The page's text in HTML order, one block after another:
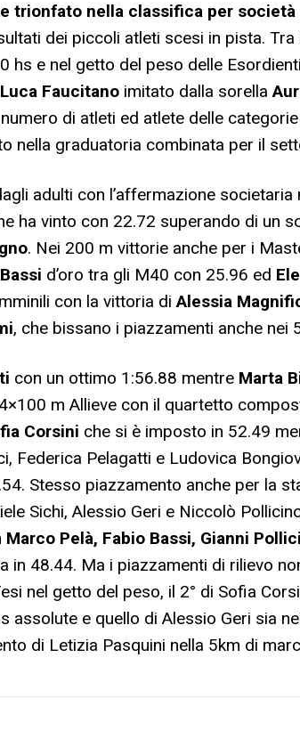
trionfato nella classifica per società
dei piccoli atleti scesi in pista. Tra
hs e nel getto del peso delle
Luca Faucitano imitato dalla sorella
di atleti ed atlete delle
nella graduatoria combinata per il
adulti con l’affermazione societaria
ha vinto con 22.72 superando di un
. Nei 200 m vittorie anche per i
d’oro tra gli M40 con 25.96 ed
con la vittoria diAlessia
, che bissano i piazzamenti anche nei
con un ottimo 1:56.88 mentre Marta
m Allieve con il quartetto
Corsini che si è imposto in 52.49
Federica Pelagatti e Ludovica
Stesso piazzamento anche per la
Sichi, Alessio Geri e Niccolò
Marco Pelà, Fabio Bassi, Gianni
in 48.44. Ma i piazzamenti di rilievo
nel getto del peso, il 2° di Sofia
assolute e quello di Alessio Geri sia
di Letizia Pasquini nella 5km di